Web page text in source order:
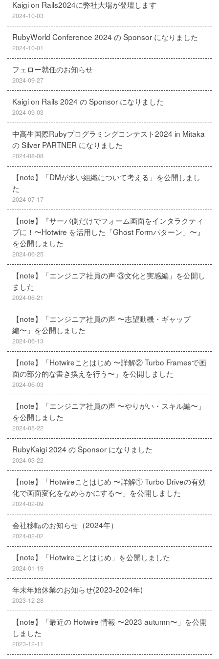
Kaigi on Rails2024に弊社大場が登壇します
2024-10-03
RubyWorld Conference 2024 の Sponsor になりました
2024-10-01
フェロー就任のお知らせ
2024-09-27
Kaigi on Rails 2024 の Sponsor になりました
2024-09-03
中高生国際Rubyプログラミングコンテスト2024 in Mitaka
の Silver PARTNER になりました
2024-08-08
【note】「DMが多い組織について考える」を公開しまし
た
2024-07-17
【note】『サーバ側だけでフォーム画面をインタラクティ
ブに！〜Hotwire を活用した「Ghost Formパターン」〜』
を公開しました
2024-06-25
【note】「エンジニア社員の声 ③文化と実感編」を公開し
ました
2024-06-21
【note】「エンジニア社員の声 〜志望動機・ギャップ
編〜」を公開しました
2024-06-13
【note】「Hotwireことはじめ 〜詳解② Turbo Framesで画
面の部分的な書き換えを行う〜」を公開しました
2024-06-03
【note】「エンジニア社員の声 〜やりがい・スキル編〜」
を公開しました
2024-05-22
RubyKaigi 2024 の Sponsor になりました
2024-03-22
【note】「Hotwireことはじめ 〜詳解① Turbo Driveの有効
化で画面変化をなめらかにする〜」を公開しました
2024-02-09
会社移転のお知らせ（2024年）
2024-02-02
【note】「Hotwireことはじめ」を公開しました
2024-01-19
年末年始休業のお知らせ(2023-2024年)
2023-12-28
【note】「最近の Hotwire 情報 〜2023 autumn〜」を公開
しました
2023-12-11